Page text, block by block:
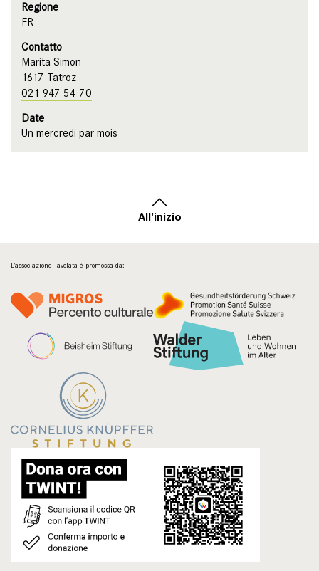
Regione
FR
Contatto
Marita Simon
1617 Tatroz
021 947 54 70
Date
Un mercredi par mois
All'inizio
L’associazione Tavolata è promossa da: